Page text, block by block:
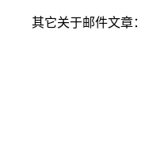
其它关于邮件文章：